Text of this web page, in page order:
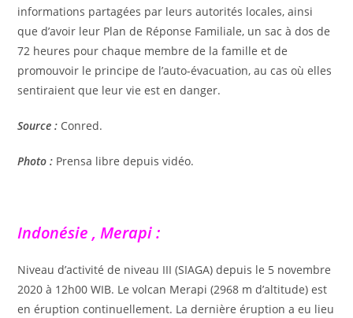
informations partagées par leurs autorités locales, ainsi
que d’avoir leur Plan de Réponse Familiale, un sac à dos de
72 heures pour chaque membre de la famille et de
promouvoir le principe de l’auto-évacuation, au cas où elles
sentiraient que leur vie est en danger.
Source : Conred.
Photo : Prensa libre depuis vidéo.
Indonésie , Merapi :
Niveau d’activité de niveau III (SIAGA) depuis le 5 novembre
2020 à 12h00 WIB. Le volcan Merapi (2968 m d’altitude) est
en éruption continuellement. La dernière éruption a eu lieu